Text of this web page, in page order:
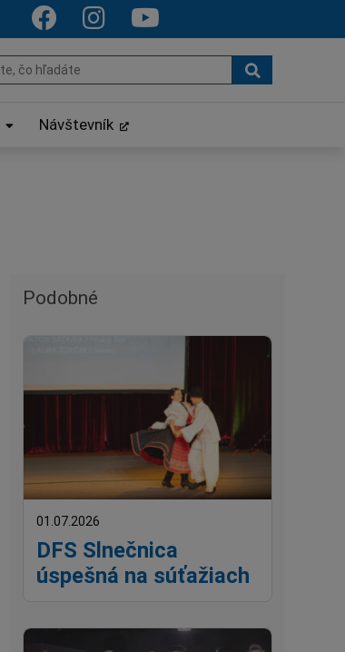
Návštevník
Podobné
DFS Slnečnica
úspešná na súťažiach
01.07.2026